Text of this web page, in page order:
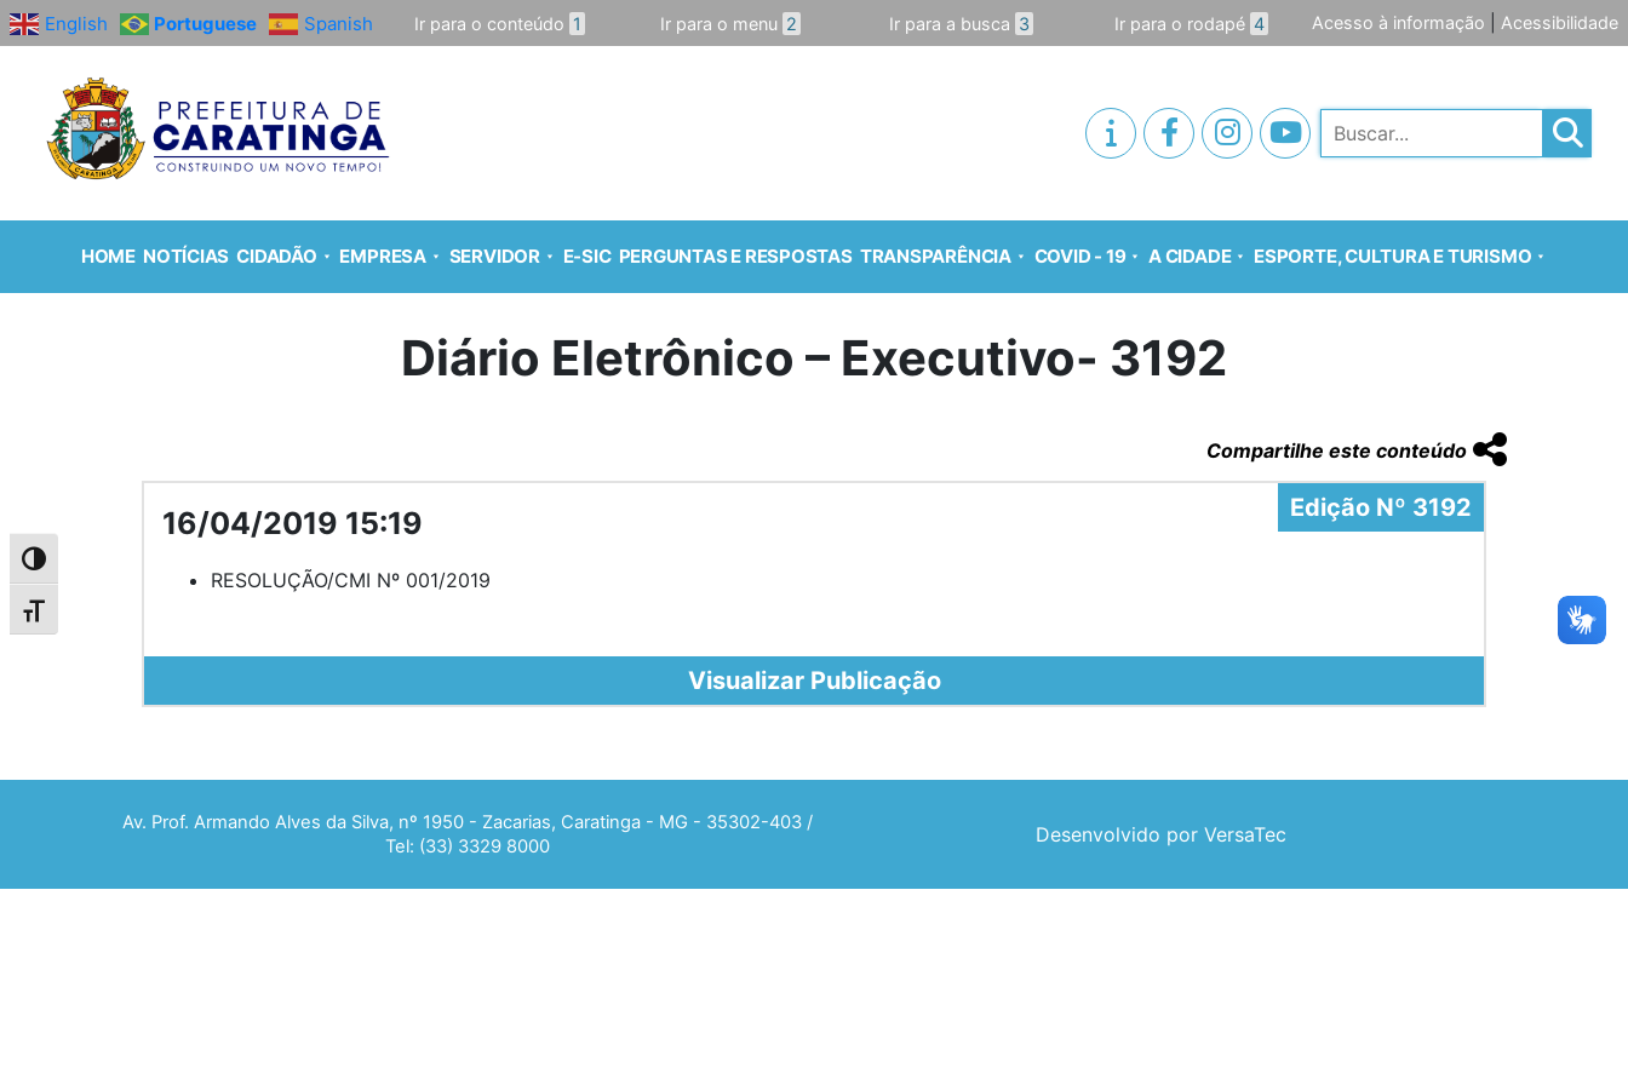
Alternar alto contraste
Alternar tamanho da fonte
English Portuguese Spanish Ir para o conteúdo 1 Ir para o menu 2 Ir para a busca 3 Ir para o rodapé 4 Acesso à informação Acessibilidade
Pesquisar
HOME NOTÍCIAS CIDADÃO EMPRESA SERVIDOR E-SIC PERGUNTAS E RESPOSTAS TRANSPARÊNCIA COVID - 19 A CIDADE ESPORTE, CULTURA E TURISMO
Diário Eletrônico – Executivo- 3192
Compartilhe este conteúdo
Edição Nº 3192
16/04/2019 15:19
RESOLUÇÃO/CMI Nº 001/2019
Visualizar Publicação
Av. Prof. Armando Alves da Silva, nº 1950 - Zacarias, Caratinga - MG - 35302-403 /
Tel: (33) 3329 8000
Desenvolvido por VersaTec